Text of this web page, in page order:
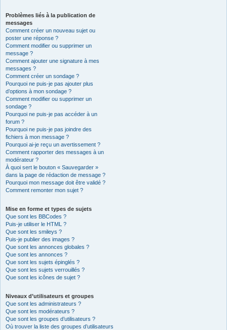
Problèmes liés à la publication de
messages
Comment créer un nouveau sujet ou
poster une réponse ?
Comment modifier ou supprimer un
message ?
Comment ajouter une signature à mes
messages ?
Comment créer un sondage ?
Pourquoi ne puis-je pas ajouter plus
d’options à mon sondage ?
Comment modifier ou supprimer un
sondage ?
Pourquoi ne puis-je pas accéder à un
forum ?
Pourquoi ne puis-je pas joindre des
fichiers à mon message ?
Pourquoi ai-je reçu un avertissement ?
Comment rapporter des messages à un
modérateur ?
À quoi sert le bouton « Sauvegarder »
dans la page de rédaction de message ?
Pourquoi mon message doit être validé ?
Comment remonter mon sujet ?
Mise en forme et types de sujets
Que sont les BBCodes ?
Puis-je utiliser le HTML ?
Que sont les smileys ?
Puis-je publier des images ?
Que sont les annonces globales ?
Que sont les annonces ?
Que sont les sujets épinglés ?
Que sont les sujets verrouillés ?
Que sont les icônes de sujet ?
Niveaux d’utilisateurs et groupes
Que sont les administrateurs ?
Que sont les modérateurs ?
Que sont les groupes d’utilisateurs ?
Où trouver la liste des groupes d’utilisateurs